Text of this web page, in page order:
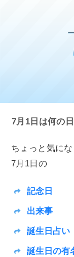
7月1日は何の日
ちょっと気に
7月1日の
記念日
出来事
誕生日占い
誕生日の有